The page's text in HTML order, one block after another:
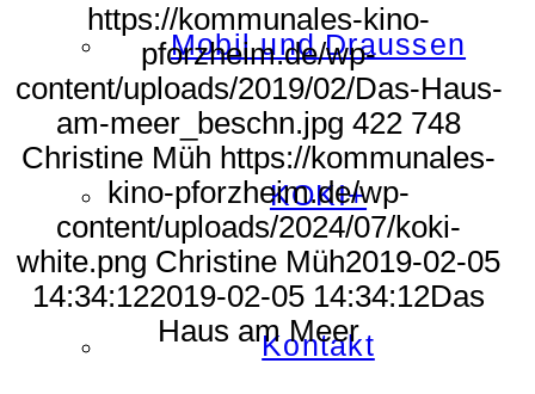
Mobil und Draussen
KOKI+
Kontakt
https://kommunales-kino-
pforzheim.de/wp-
content/uploads/2019/02/Das-Haus-
am-meer_beschn.jpg 422 748
Christine Müh https://kommunales-
kino-pforzheim.de/wp-
content/uploads/2024/07/koki-
white.png Christine Müh2019-02-05
14:34:122019-02-05 14:34:12Das
Haus am Meer